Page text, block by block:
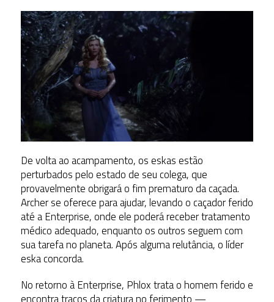
De volta ao acampamento, os eskas estão
perturbados pelo estado de seu colega, que
provavelmente obrigará o fim prematuro da caçada.
Archer se oferece para ajudar, levando o caçador ferido
até a Enterprise, onde ele poderá receber tratamento
médico adequado, enquanto os outros seguem com
sua tarefa no planeta. Após alguma relutância, o líder
eska concorda.
No retorno à Enterprise, Phlox trata o homem ferido e